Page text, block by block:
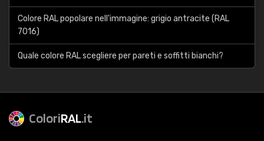
Colore RAL popolare nell'immagine: grigio antracite (RAL
7016)
Quale colore RAL scegliere per pareti e soffitti bianchi?
ColoriRAL.it